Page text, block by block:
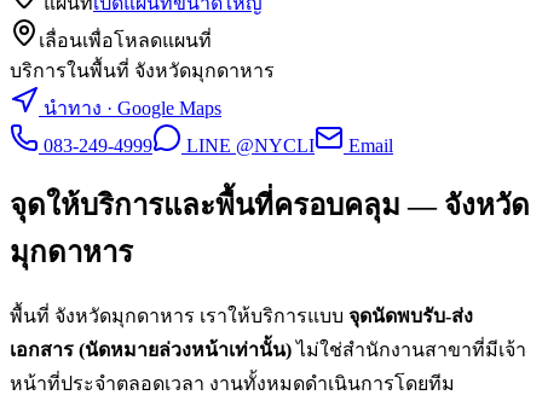
เลื่อนเพื่อโหลดแผนที่
บริการในพื้นที่ จังหวัดมุกดาหาร
นำทาง · Google Maps
083-249-4999
LINE @NYCLI Email
จุดให้บริการและพื้นที่ครอบคลุม — จังหวัด
มุกดาหาร
พื้นที่ จังหวัดมุกดาหาร เราให้บริการแบบ จุดนัดพบรับ-ส่ง
เอกสาร (นัดหมายล่วงหน้าเท่านั้น) ไม่ใช่สำนักงานสาขาที่มีเจ้า
หน้าที่ประจำตลอดเวลา งานทั้งหมดดำเนินการโดยทีม